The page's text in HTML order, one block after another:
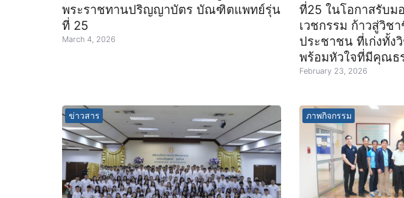
พระราชทานปริญญาบัตร บัณฑิตแพทย์รุ่น
ที่ 25
March 4, 2026
ที่25 ในโอกาสรับม
เวชกรรม ก้าวสู่วิช
ประชาชน ที่เก่งทั้ง
พร้อมหัวใจที่มีคุณธ
February 23, 2026
ข่าวสาร ภาพกิจกรรม